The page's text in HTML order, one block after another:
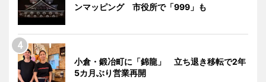
ンマッピング 市役所で「999」も
小倉・鍛冶町に「錦龍」 立ち退き移転で2年
5カ月ぶり営業再開